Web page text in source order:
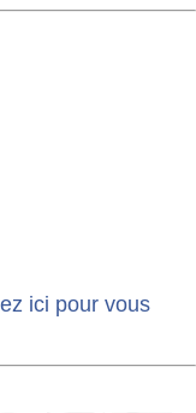
ici pour vous